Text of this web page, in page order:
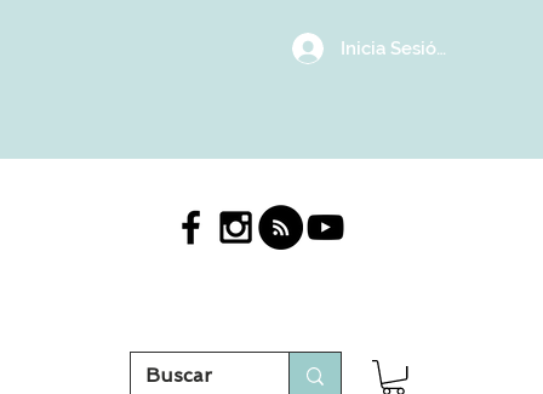
Inicia Sesión/